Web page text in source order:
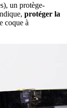
un protège-
protéger la
coque à